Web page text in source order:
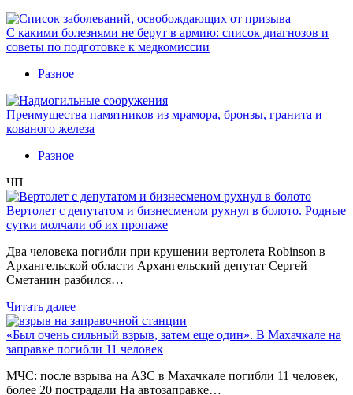
С какими болезнями не берут в армию: список диагнозов и
советы по подготовке к медкомиссии
Разное
Преимущества памятников из мрамора, бронзы, гранита и
кованого железа
Разное
ЧП
Вертолет с депутатом и бизнесменом рухнул в болото. Родные
сутки молчали об их пропаже
Два человека погибли при крушении вертолета Robinson в
Архангельской области Архангельский депутат Сергей
Сметанин разбился…
Читать далее
«Был очень сильный взрыв, затем еще один». В Махачкале на
заправке погибли 11 человек
МЧС: после взрыва на АЗС в Махачкале погибли 11 человек,
более 20 пострадали На автозаправке…